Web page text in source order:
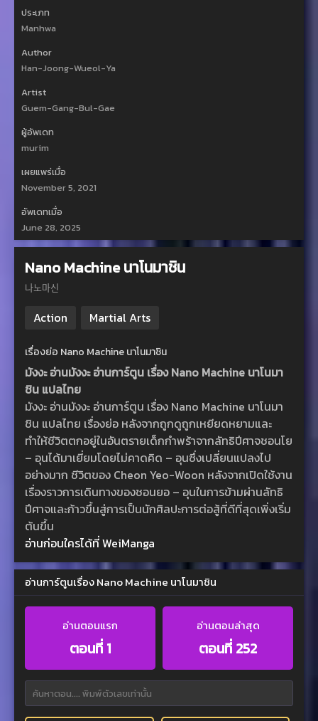
ประเภท
Manhwa
Author
Han-Joong-Wueol-Ya
Artist
Guem-Gang-Bul-Gae
ผู้อัพเดท
murim
เผยแพร่เมื่อ
November 5, 2021
อัพเดทเมื่อ
June 28, 2025
Nano Machine นาโนมาชิน
나노마신
Action Martial Arts
เรื่องย่อ Nano Machine นาโนมาชิน
มังงะ อ่านมังงะ อ่านการ์ตูน เรื่อง Nano Machine นาโนมา
ชิน แปลไทย
มังงะ อ่านมังงะ อ่านการ์ตูน เรื่อง Nano Machine นาโนมา
ชิน แปลไทย เรื่องย่อ หลังจากถูกดูถูกเหยียดหยามและ
ทำให้ชีวิตตกอยู่ในอันตรายเด็กกำพร้าจากลัทธิปีศาจชอนโย
– อุนได้มาเยี่ยมโดยไม่คาดคิด – อุนซึ่งเปลี่ยนแปลงไป
อย่างมาก ชีวิตของ Cheon Yeo-Woon หลังจากเปิดใช้งาน
เรื่องราวการเดินทางของชอนยอ – อุนในการข้ามผ่านลัทธิ
ปีศาจและก้าวขึ้นสู่การเป็นนักศิลปะการต่อสู้ที่ดีที่สุดเพิ่งเริ่ม
ต้นขึ้น
อ่านก่อนใครได้ที่ WeiManga
อ่านการ์ตูนเรื่อง Nano Machine นาโนมาชิน
อ่านตอนแรก
ตอนที่ 1
อ่านตอนล่าสุด
ตอนที่ 252